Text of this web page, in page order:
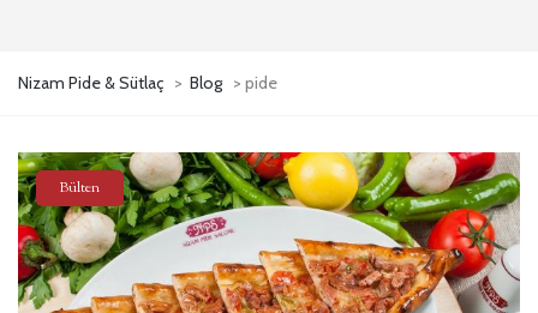
Nizam Pide & Sütlaç > Blog > pide
Bülten